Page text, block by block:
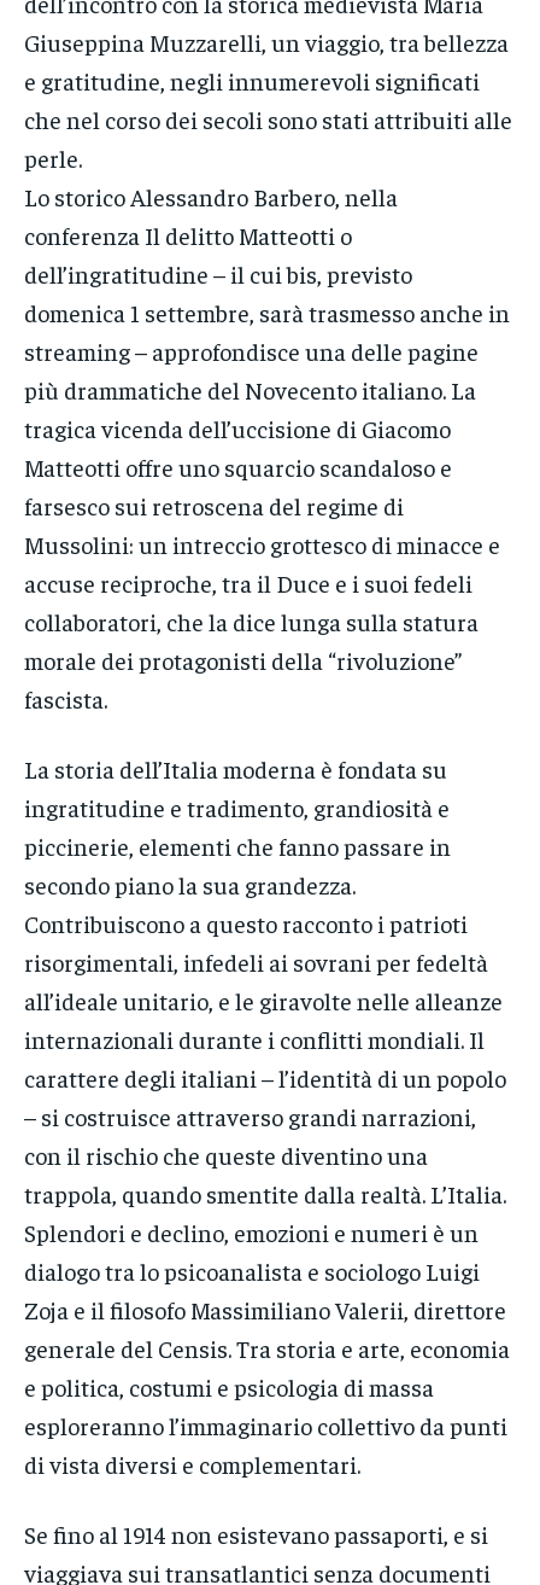
Giuseppina Muzzarelli, un viaggio, tra bellezza
e gratitudine, negli innumerevoli significati
che nel corso dei secoli sono stati attribuiti alle
perle.
Lo storico Alessandro Barbero, nella
conferenza Il delitto Matteotti o
dell’ingratitudine – il cui bis, previsto
domenica 1 settembre, sarà trasmesso anche in
streaming – approfondisce una delle pagine
più drammatiche del Novecento italiano. La
tragica vicenda dell’uccisione di Giacomo
Matteotti offre uno squarcio scandaloso e
farsesco sui retroscena del regime di
Mussolini: un intreccio grottesco di minacce e
accuse reciproche, tra il Duce e i suoi fedeli
collaboratori, che la dice lunga sulla statura
morale dei protagonisti della “rivoluzione”
fascista.
La storia dell’Italia moderna è fondata su
ingratitudine e tradimento, grandiosità e
piccinerie, elementi che fanno passare in
secondo piano la sua grandezza.
Contribuiscono a questo racconto i patrioti
risorgimentali, infedeli ai sovrani per fedeltà
all’ideale unitario, e le giravolte nelle alleanze
internazionali durante i conflitti mondiali. Il
carattere degli italiani – l’identità di un popolo
– si costruisce attraverso grandi narrazioni,
con il rischio che queste diventino una
trappola, quando smentite dalla realtà. L’Italia.
Splendori e declino, emozioni e numeri è un
dialogo tra lo psicoanalista e sociologo Luigi
Zoja e il filosofo Massimiliano Valerii, direttore
generale del Censis. Tra storia e arte, economia
e politica, costumi e psicologia di massa
esploreranno l’immaginario collettivo da punti
di vista diversi e complementari.
Se fino al 1914 non esistevano passaporti, e si
viaggiava sui transatlantici senza documenti